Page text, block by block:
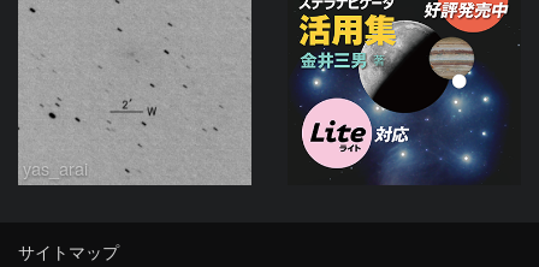
yas_arai
サイトマップ